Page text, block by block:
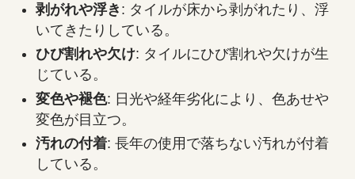
剥がれや浮き : タイルが床から剥がれたり、浮
いてきたりしている。
ひび割れや欠け: タイルにひび割れや欠けが生
じている。
変色や褪色: 日光や経年劣化により、色あせや
変色が目立つ。
汚れの付着: 長年の使用で落ちない汚れが付着
している。